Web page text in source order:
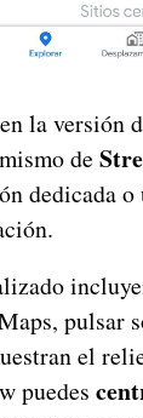
la versión
de
dedicada
pulsar
el
puedes